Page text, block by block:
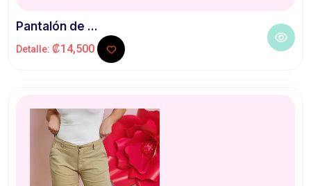
Pantalón de ...
Detalle: ₡14,500